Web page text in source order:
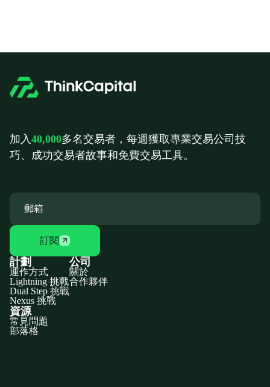
加入40,000多名交易者，每週獲取專業交易公司技
巧、成功交易者故事和免費交易工具。
訂閱
計劃
運作方式
Lightning 挑戰
Dual Step 挑戰
Nexus 挑戰
公司
關於
合作夥伴
資源
常見問題
部落格